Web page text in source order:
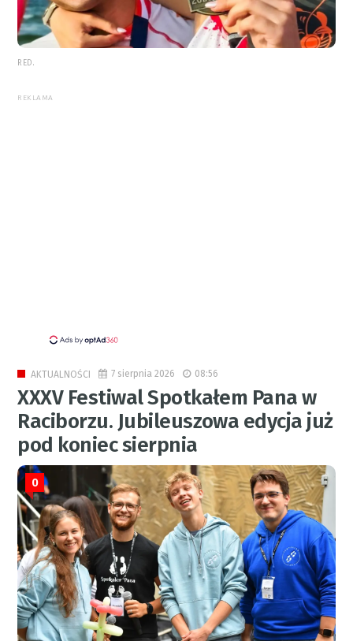
RED.
REKLAMA
AKTUALNOŚCI 7 sierpnia 2026 08:56
XXXV Festiwal Spotkałem Pana w
Raciborzu. Jubileuszowa edycja już
pod koniec sierpnia
0